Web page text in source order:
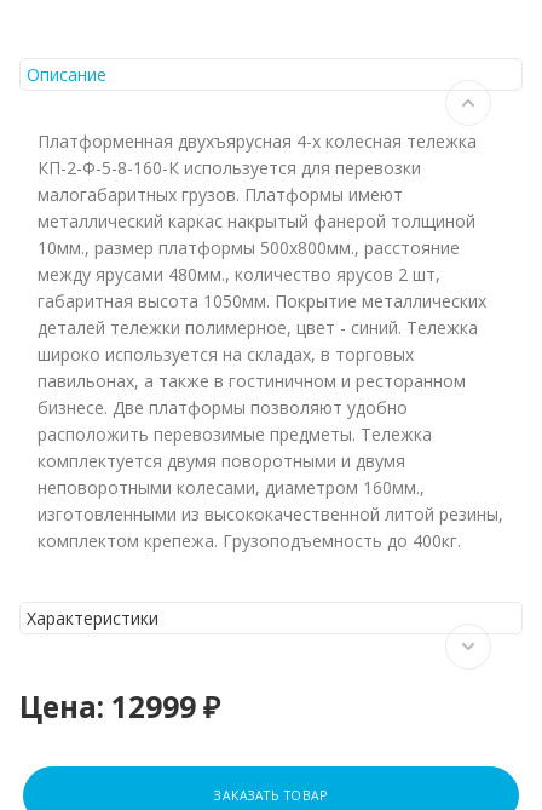
Описание
Платформенная двухъярусная 4-х колесная тележка
КП-2-Ф-5-8-160-К используется для перевозки
малогабаритных грузов. Платформы имеют
металлический каркас накрытый фанерой толщиной
10мм., размер платформы 500х800мм., расстояние
между ярусами 480мм., количество ярусов 2 шт,
габаритная высота 1050мм. Покрытие металлических
деталей тележки полимерное, цвет - синий. Тележка
широко используется на складах, в торговых
павильонах, а также в гостиничном и ресторанном
бизнесе. Две платформы позволяют удобно
расположить перевозимые предметы. Тележка
комплектуется двумя поворотными и двумя
неповоротными колесами, диаметром 160мм.,
изготовленными из высококачественной литой резины,
комплектом крепежа. Грузоподъемность до 400кг.
Характеристики
Цена: 12999 ₽
ЗАКАЗАТЬ ТОВАР